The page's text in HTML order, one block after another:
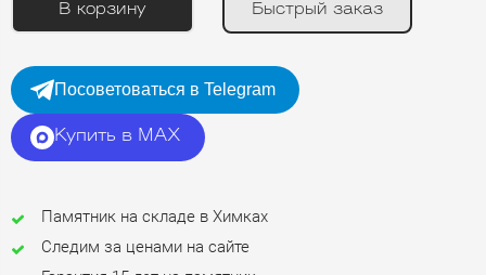
В корзину Быстрый заказ
Посоветоваться в Telegram
Купить в MAX
Памятник на складе в Химках
Следим за ценами на сайте